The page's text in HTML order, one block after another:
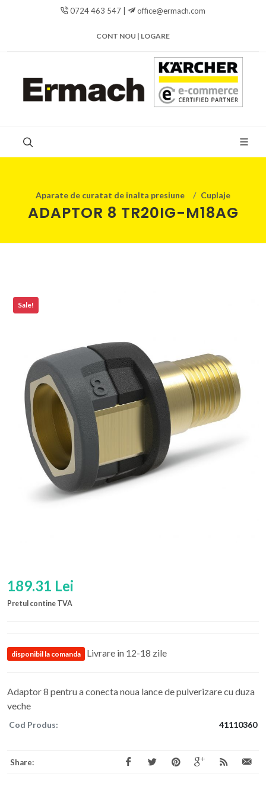
0724 463 547 | office@ermach.com
CONT NOU | LOGARE
Aparate de curatat de inalta presiune Cuplaje
ADAPTOR 8 TR20IG-M18AG
Sale!
189.31 Lei
Pretul contine TVA
disponibil la comanda Livrare in 12-18 zile
Adaptor 8 pentru a conecta noua lance de pulverizare cu duza
veche
Cod Produs: 41110360
Share: